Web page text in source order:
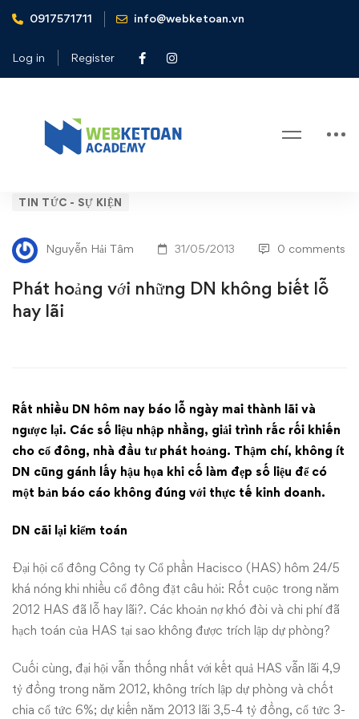
0917571711 info@webketoan.vn
Log in Register
Home
Tin tức - Sự kiện
Phát
hoảng
với
những
biết
lỗ
hay
lãi
TIN TỨC - SỰ KIỆN
Nguyễn Hải Tâm 31/05/2013 0 comments
Phát hoảng với những DN không biết lỗ
hay lãi
Rất nhiều DN hôm nay báo lỗ ngày mai thành lãi và
ngược lại. Các số liệu nhập nhằng, giải trình rắc rối khiến
cho cổ đông, nhà đầu tư phát hoảng. Thậm chí, không ít
DN cũng gánh lấy hậu họa khi cố làm đẹp số liệu để có
một bản báo cáo không đúng với thực tế kinh doanh.
DN cãi lại kiểm toán
Đại hội cổ đông Công ty Cổ phần Hacisco (HAS) hôm 24/5
khá nóng khi nhiều cổ đông đặt câu hỏi: Rốt cuộc trong năm
2012 HAS đã lỗ hay lãi?. Các khoản nợ khó đòi và chi phí đã
hạch toán của HAS tại sao không được trích lập dự phòng?
Cuối cùng, đại hội vẫn thống nhất với kết quả HAS vẫn lãi 4,9
tỷ đồng trong năm 2012, không trích lập dự phòng và chốt
chia cổ tức 6%; dự kiến năm 2013 lãi 3,5-4 tỷ đồng, cổ tức 3-